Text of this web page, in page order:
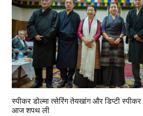
स्पीकर डोल्मा त्सेरिंग तेयखांग और डिप्टी
आज शपथ ली